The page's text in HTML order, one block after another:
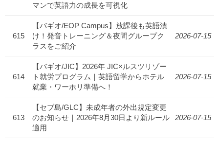
マンで英語力の成長を可視化
615
【バギオ/EOP Campus】放課後も英語漬
け！発音トレーニング＆夜間グループク
ラスをご紹介
2026-07-15
614
【バギオ/JIC】2026年 JIC×ルスツリゾー
ト就労プログラム｜英語留学からホテル
就業・ワーホリ準備へ！
2026-07-15
613
【セブ島/GLC】未成年者の外出規定変更
のお知らせ｜2026年8月30日より新ルール
適用
2026-07-15